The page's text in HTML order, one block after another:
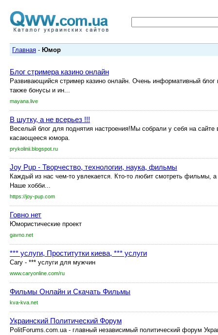
Главная - Юмор
Блог стримера казино онлайн
Развивающийся стример казино онлайн. Очень информативный блог
также бонусы и ин...
mayana.live
В шутку, а не всерьез !!!
Веселый блог для поднятия настроения!Мы собрали у себя на
касающееся юмора.
prykolinii.blogspot.ru
Joy Pup - Творчество, технологии, наука, фильмы
Каждый из нас чем-то увлекается. Кто-то любит смотреть фильмы, а
Наше хобби...
https://joy-pup.com
Говно нет
Юмористические проект
gavno.net
*** услуги, Проститутки киева, *** услуги
Cary - *** услуги для мужчин
www.caryonline.com/ru
Фильмы Онлайн и Скачать Фильмы
kva-kva.net
Украинский Политический Форум
PolitForums.com.ua - главный независимый политический форум